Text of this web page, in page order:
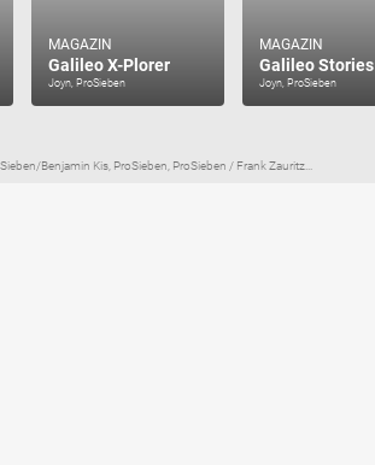
MAGAZIN
Galileo X-Plorer
Joyn, ProSieben
MAGAZIN
Galileo Stories
Joyn, ProSieben
Benjamin Kis, ProSieben, ProSieben / Frank Zauritz...